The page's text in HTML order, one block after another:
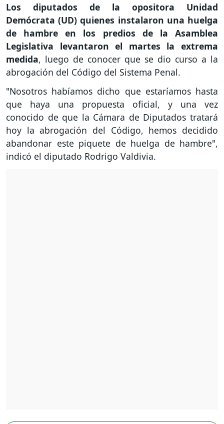
Los diputados de la opositora Unidad
Demócrata (UD) quienes instalaron una huelga
de hambre en los predios de la Asamblea
Legislativa levantaron el martes la extrema
medida, luego de conocer que se dio curso a la
abrogación del Código del Sistema Penal.
"Nosotros habíamos dicho que estaríamos hasta
que haya una propuesta oficial, y una vez
conocido de que la Cámara de Diputados tratará
hoy la abrogación del Código, hemos decidido
abandonar este piquete de huelga de hambre",
indicó el diputado Rodrigo Valdivia.